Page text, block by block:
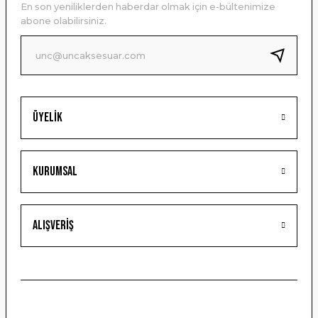
Ürün bilgilerinde hatalar bulunuyor.
Ürün fiyatı diğer sitelerden daha pahalı.
Bu ürüne benzer farklı alternatifler olmalı.
Gönder
Üyelik
Kurumsal
Alışveriş
En son yeniliklerden haberdar olmak için e-bültenimize
abone olabilirsiniz.